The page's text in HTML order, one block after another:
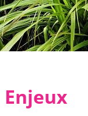
Enjeux